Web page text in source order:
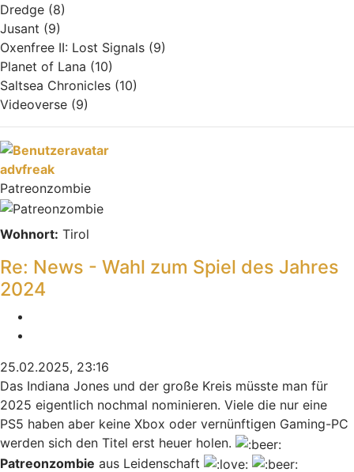
Dredge (8)
Jusant (9)
Oxenfree II: Lost Signals (9)
Planet of Lana (10)
Saltsea Chronicles (10)
Videoverse (9)
advfreak
Patreonzombie
Wohnort: Tirol
Re: News - Wahl zum Spiel des Jahres
2024
25.02.2025, 23:16
Das Indiana Jones und der große Kreis müsste man für
2025 eigentlich nochmal nominieren. Viele die nur eine
PS5 haben aber keine Xbox oder vernünftigen Gaming-PC
werden sich den Titel erst heuer holen.
Patreonzombie aus Leidenschaft